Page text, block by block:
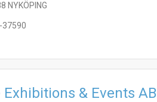
NYKÖPING
37590
Exhibitions & Events AB